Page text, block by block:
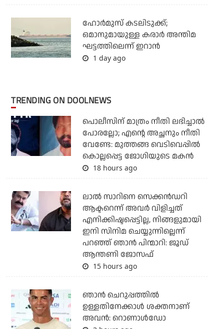
ഹോര്‍മുസ് കടലിടുക്ക്;
ഒമാനുമായുള്ള കരാര്‍ അന്തിമ
ഘട്ടത്തിലെന്ന് ഇറാന്‍
1 day ago
TRENDING ON DOOLNEWS
പൊലീസിന് മാത്രം നീതി ലഭിച്ചാല്‍
പോരല്ലോ; എന്റെ അച്ഛനും നീതി
വേണ്ടേ: മുത്തങ്ങ വെടിവെപ്പില്‍
കൊല്ലപ്പെട്ട ജോഗിയുടെ മകന്‍
18 hours ago
ലാല്‍ സാറിനെ സെക്കന്‍ഡറി
ആക്ടറെന്ന് അവര്‍ വിളിച്ചത്
എനിക്കിഷ്ടപ്പെട്ടില്ല, നിങ്ങളുമായി
ഇനി സിനിമ ചെയ്യുന്നില്ലെന്ന്
പറഞ്ഞ് ഞാന്‍ പിന്മാറി: ജൂഡ്
ആന്തണി ജോസഫ്
15 hours ago
ഞാന്‍ ചെറുപ്പത്തില്‍
ഉള്ളതിനേക്കാള്‍ ശക്തനാണ്
അവന്‍: റൊണാള്‍ഡോ